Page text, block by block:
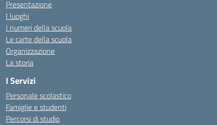
Presentazione
I luoghi
I numeri della scuola
Le carte della scuola
Organizzazione
La storia
I Servizi
Personale scolastico
Famiglie e studenti
Percorsi di studio